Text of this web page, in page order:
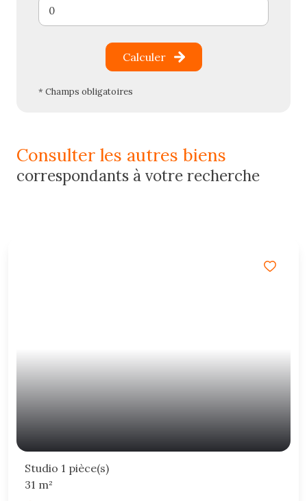
Calculer
* Champs obligatoires
consulter les autres biens
correspondants à votre recherche
Studio 1 pièce(s)
31 m²